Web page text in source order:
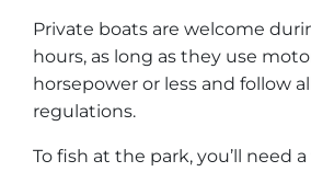
Private boats are welcome
hours, as long as they use
horsepower or less and follow
regulations.
To fish at the park, you’ll need